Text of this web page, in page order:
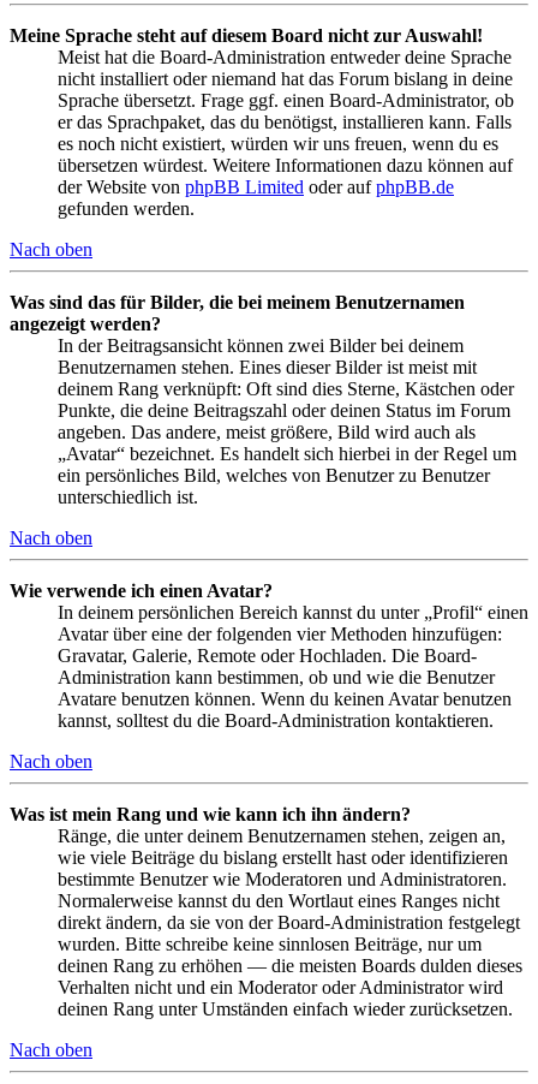
Meine Sprache steht auf diesem Board nicht zur Auswahl!
Meist hat die Board-Administration entweder deine Sprache
nicht installiert oder niemand hat das Forum bislang in deine
Sprache übersetzt. Frage ggf. einen Board-Administrator, ob
er das Sprachpaket, das du benötigst, installieren kann. Falls
es noch nicht existiert, würden wir uns freuen, wenn du es
übersetzen würdest. Weitere Informationen dazu können auf
der Website von phpBB Limited oder aufphpBB.de
gefunden werden.
Nach oben
Was sind das für Bilder, die bei meinem Benutzernamen
angezeigt werden?
In der Beitragsansicht können zwei Bilder bei deinem
Benutzernamen stehen. Eines dieser Bilder ist meist mit
deinem Rang verknüpft: Oft sind dies Sterne, Kästchen oder
Punkte, die deine Beitragszahl oder deinen Status im Forum
angeben. Das andere, meist größere, Bild wird auch als
„Avatar“ bezeichnet. Es handelt sich hierbei in der Regel um
ein persönliches Bild, welches von Benutzer zu Benutzer
unterschiedlich ist.
Nach oben
Wie verwende ich einen Avatar?
In deinem persönlichen Bereich kannst du unter „Profil“ einen
Avatar über eine der folgenden vier Methoden hinzufügen:
Gravatar, Galerie, Remote oder Hochladen. Die Board-
Administration kann bestimmen, ob und wie die Benutzer
Avatare benutzen können. Wenn du keinen Avatar benutzen
kannst, solltest du die Board-Administration kontaktieren.
Nach oben
Was ist mein Rang und wie kann ich ihn ändern?
Ränge, die unter deinem Benutzernamen stehen, zeigen an,
wie viele Beiträge du bislang erstellt hast oder identifizieren
bestimmte Benutzer wie Moderatoren und Administratoren.
Normalerweise kannst du den Wortlaut eines Ranges nicht
direkt ändern, da sie von der Board-Administration festgelegt
wurden. Bitte schreibe keine sinnlosen Beiträge, nur um
deinen Rang zu erhöhen — die meisten Boards dulden dieses
Verhalten nicht und ein Moderator oder Administrator wird
deinen Rang unter Umständen einfach wieder zurücksetzen.
Nach oben